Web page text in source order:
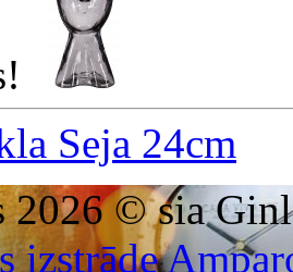
Seja 24cm
2026 © sia
izstrāde